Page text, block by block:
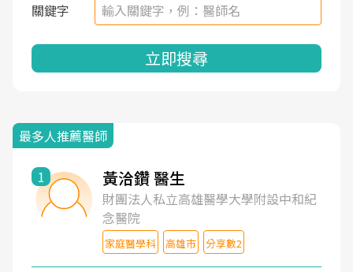
關鍵字
立即搜尋
最多人推薦醫師
1 黃洽鑽 醫生
財團法人私立高雄醫學大學附設中和紀
念醫院
家庭醫學科 高雄市 分享數2